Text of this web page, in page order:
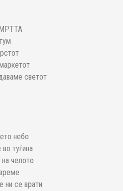
светот
небо
туѓина
челото
ни се врати